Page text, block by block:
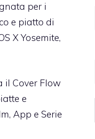
per i
e piatto di
X Yosemite,
il Cover Flow
e
App e Serie